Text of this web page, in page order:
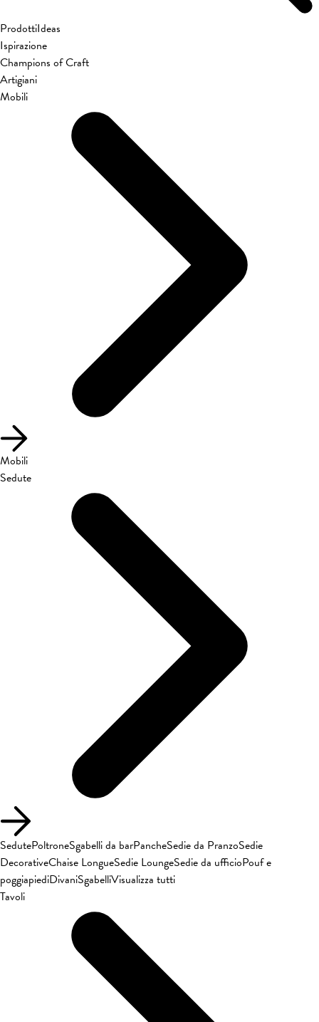
ProdottiIdeas
Ispirazione
Champions of Craft
Artigiani
Mobili
Mobili
Sedute
SedutePoltroneSgabelli da barPancheSedie da PranzoSedie
DecorativeChaise LongueSedie LoungeSedie da ufficioPouf e
poggiapiediDivaniSgabelliVisualizza tutti
Tavoli